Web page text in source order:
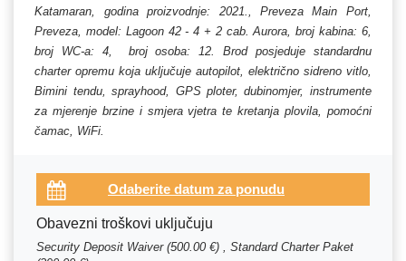
Katamaran, godina proizvodnje: 2021., Preveza Main Port,
Preveza, model: Lagoon 42 - 4 + 2 cab. Aurora, broj kabina: 6,
broj WC-a: 4, broj osoba: 12. Brod posjeduje standardnu
charter opremu koja uključuje autopilot, električno sidreno vitlo,
Bimini tendu, sprayhood, GPS ploter, dubinomjer, instrumente
za mjerenje brzine i smjera vjetra te kretanja plovila, pomoćni
čamac, WiFi.
Obavezni troškovi uključuju
Security Deposit Waiver (500.00 €) , Standard Charter Paket